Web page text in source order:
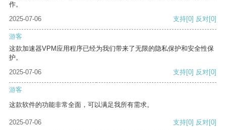
作。
2025-07-06
支持[0] 反对[0]
游客
这款加速器VPM应用程序已经为我们带来了无限的隐私保护和安全性保
护。
2025-07-06
支持[0] 反对[0]
游客
这款软件的功能非常全面，可以满足我所有需求。
2025-07-06 支持[0] 反对[0]